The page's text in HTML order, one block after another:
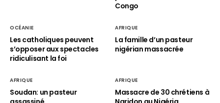
Congo
OCÉANIE
Les catholiques peuvent
s’opposer aux spectacles
ridiculisant la foi
AFRIQUE
La famille d’un pasteur
nigérian massacrée
AFRIQUE
Soudan: un pasteur
AFRIQUE
Massacre de 30 chrétiens à